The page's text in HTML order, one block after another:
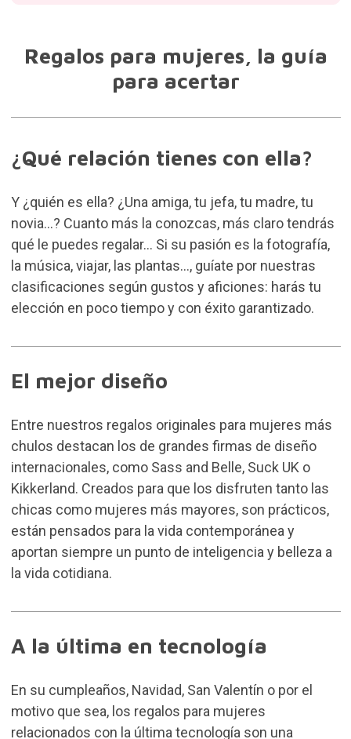
Regalos para mujeres, la guía
para acertar
¿Qué relación tienes con ella?
Y ¿quién es ella? ¿Una amiga, tu jefa, tu madre, tu
novia...? Cuanto más la conozcas, más claro tendrás
qué le puedes regalar... Si su pasión es la fotografía,
la música, viajar, las plantas..., guíate por nuestras
clasificaciones según gustos y aficiones: harás tu
elección en poco tiempo y con éxito garantizado.
El mejor diseño
Entre nuestros regalos originales para mujeres más
chulos destacan los de grandes firmas de diseño
internacionales, como Sass and Belle, Suck UK o
Kikkerland. Creados para que los disfruten tanto las
chicas como mujeres más mayores, son prácticos,
están pensados para la vida contemporánea y
aportan siempre un punto de inteligencia y belleza a
la vida cotidiana.
A la última en tecnología
En su cumpleaños, Navidad, San Valentín o por el
motivo que sea, los regalos para mujeres
relacionados con la última tecnología son una